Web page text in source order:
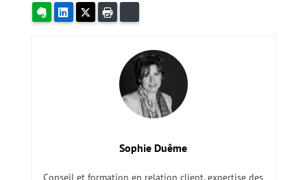
EvernoteLinkedIn
Sophie Duême
Conseil et formation en relation client, expertise des